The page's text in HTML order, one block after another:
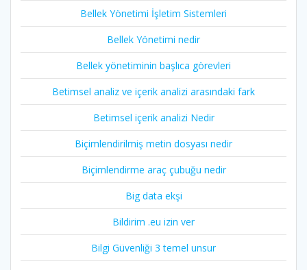
Bellek Yönetimi İşletim Sistemleri
Bellek Yönetimi nedir
Bellek yönetiminin başlıca görevleri
Betimsel analiz ve içerik analizi arasındaki fark
Betimsel içerik analizi Nedir
Biçimlendirilmiş metin dosyası nedir
Biçimlendirme araç çubuğu nedir
Big data ekşi
Bildirim .eu izin ver
Bilgi Güvenliği 3 temel unsur